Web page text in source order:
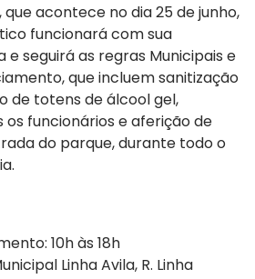
que acontece no dia 25 de junho,
funcionará com sua
e seguirá as regras Municipais e
que incluem sanitização
de totens de álcool gel,
funcionários e aferição de
do parque, durante todo o
10h às 18h
Linha Avila, R. Linha